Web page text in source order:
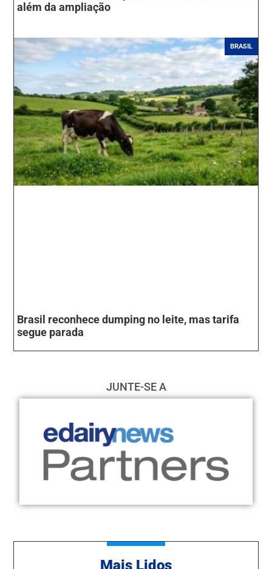
além da ampliação
BRASIL
Brasil reconhece dumping no leite, mas tarifa
segue parada
JUNTE-SE A
Mais Lidos